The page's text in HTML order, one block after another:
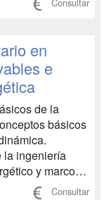
en
e
de la
la ingeniería
y
Consultar